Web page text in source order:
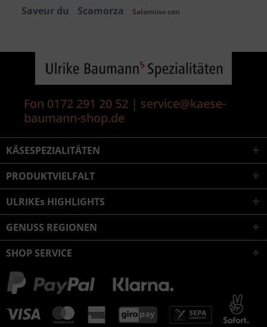
Saveur du
Scamorza Salamino con
Fon 0172 291 20 52 | service@kaese-
baumann-shop.de
KÄSESPEZIALITÄTEN
PRODUKTVIELFALT
ULRIKEs HIGHLIGHTS
GENUSS REGIONEN
SHOP SERVICE